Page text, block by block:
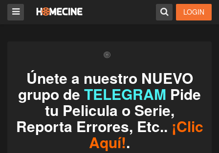
LOGIN
Únete a nuestro NUEVO
grupo de TELEGRAM Pide
tu Pelicula o Serie,
Reporta Errores, Etc.. ¡Clic
Aquí!.